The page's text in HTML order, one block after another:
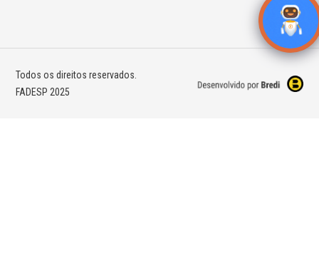
Todos os direitos reservados.
FADESP 2025